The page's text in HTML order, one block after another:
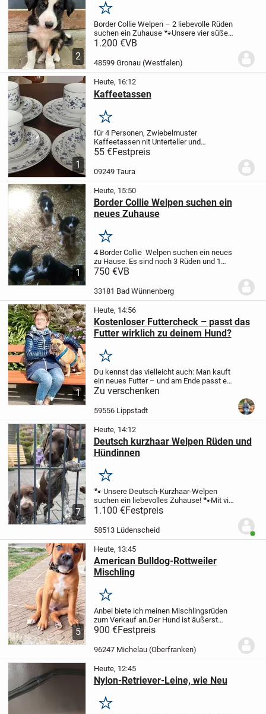
2
Merken
Border Collie Welpen – 2 liebevolle Rüden
suchen ein Zuhause 🐾Unsere vier süßen
Border-Collie-Rüden suchen ab der 12.
liebevolles Zuhause, in dem sie für
1.200 €VB
48599 Gronau (Westfalen)
1
Heute, 16:12
Kaffeetassen
Merken
für 4 Personen, Zwiebelmuster
Kaffeetassen nit Unterteller und
Kuchenteller, sehr gutem Zustand. Eiteres
Zubehör auf Anfrage.
55 €Festpreis
09249 Taura
1
Heute, 15:50
Border Collie Welpen suchen ein
neues Zuhause
Merken
4 Border Collie Welpen suchen ein neues
zu Hause. Es sind noch 3 Rüden und 1
Hündin zu haben .Mutter ist Border Collie
leben auf meinen Hof in 33181 Bad...
750 €VB
33181 Bad Wünnenberg
1
Heute, 14:56
Kostenloser Futtercheck – passt das
Futter wirklich zu deinem Hund?
Merken
Du kennst das vielleicht auch:Man kauft
ein neues Futter – und am Ende passt es
doch nicht.Seit über 19 Jahren
passende Ernährung für ihren Vierbeiner
Zu verschenken
59556 Lippstadt
7
Heute, 14:12
Deutsch kurzhaar Welpen Rüden und
Hündinnen
Merken
🐾 Unsere Deutsch-Kurzhaar-Welpen
suchen ein liebevolles Zuhause! 🐾Mit viel
Liebe und Fürsorge aufgezogen, sind
unsere kleinen Deutsch-Kurzhaar-Welpen
bald bereit, in ihr neues Zuhause zu
1.100 €Festpreis
58513 Lüdenscheid
5
Heute, 13:45
American Bulldog-Rottweiler
Mischling
Merken
Anbei biete ich meinen Mischlingsrüden
zum Verkauf an.Der Hund ist äußerst
introvertiert da er aktuell noch mit beiden
Elterntieren lebt.
fröhlich und lernt schnell.
900 €Festpreis
96247 Michelau (Oberfranken)
Heute, 12:45
Nylon-Retriever-Leine, wie Neu
Merken